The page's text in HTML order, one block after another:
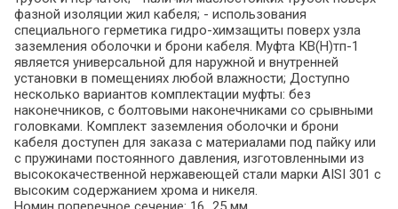
фазной изоляции жил кабеля; - использования
специального герметика гидро-химзащиты поверх узла
заземления оболочки и брони кабеля. Муфта КВ(Н)тп-1
является универсальной для наружной и внутренней
установки в помещениях любой влажности; Доступно
несколько вариантов комплектации муфты: без
наконечников, с болтовыми наконечниками со срывными
головками. Комплект заземления оболочки и брони
кабеля доступен для заказа с материалами под пайку или
с пружинами постоянного давления, изготовленными из
высококачественной нержавеющей стали марки AISI 301 с
высоким содержанием хрома и никеля.